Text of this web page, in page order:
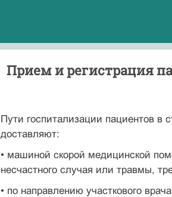
Прием и регистрация
Пути госпитализации пациентов в
доставляют:
• машиной скорой медицинской
несчастного случая или травмы,
• по направлению участкового